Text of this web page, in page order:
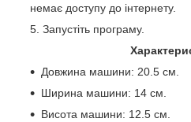
немає доступу до інтернету.
Запустіть програму.
Довжина машини: 20.5 см.
Ширина машини: 14 см.
Висота машини: 12.5 см.